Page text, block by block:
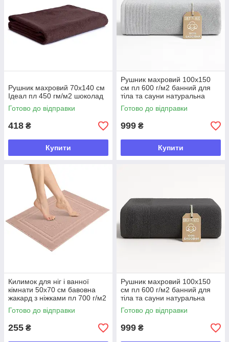
Рушник махровий 70х140 см
Ідеал пл 450 гм/м2 шоколад
Готово до відправки
418 ₴
Купити
Рушник махровий 100х150
см пл 600 г/м2 банний для
тіла та сауни натуральна
бавовна сірий
Готово до відправки
999 ₴
Купити
Килимок для ніг і ванної
кімнати 50х70 см бавовна
жакард з ніжками пл 700 г/м2
беж
Готово до відправки
255 ₴
Рушник махровий 100х150
см пл 600 г/м2 банний для
тіла та сауни натуральна
бавовна т/сірий
Готово до відправки
999 ₴